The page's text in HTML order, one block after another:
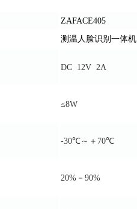
ZAFACE405
测温人脸识别一体机
DC 12V 2A
≤8W
-30℃～＋70℃
20%－90%